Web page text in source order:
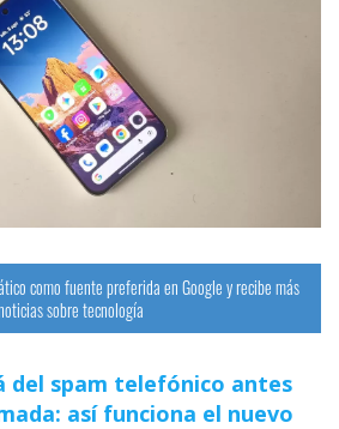
como fuente preferida en Google y recibe más
sobre tecnología
del spam telefónico antes
así funciona el nuevo